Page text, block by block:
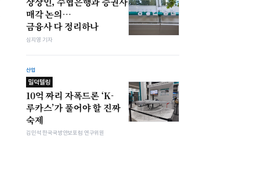
매각 논의…
금융사 다 정리하나
심지영 기자
산업
밀덕텔링
10억 짜리 자폭드론 ‘K-
루카스’가 풀어야 할 진짜
숙제
김민석 한국국방안보포럼 연구위원